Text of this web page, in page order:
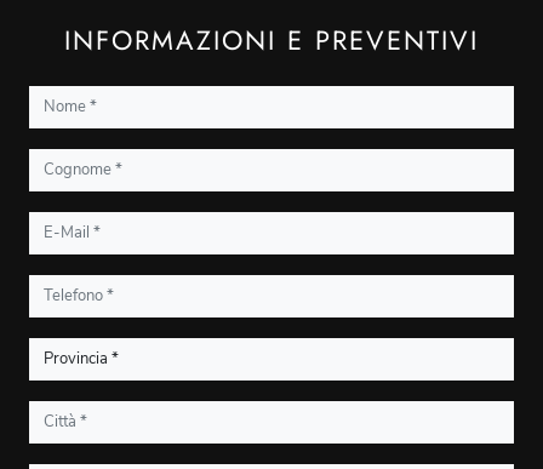
INFORMAZIONI E PREVENTIVI